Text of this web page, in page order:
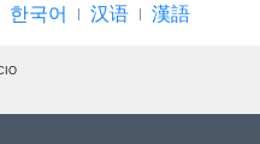
한국어 汉语 漢語